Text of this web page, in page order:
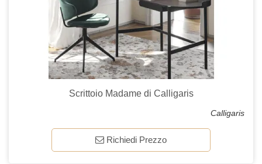
Scrittoio Madame di Calligaris
Calligaris
Richiedi Prezzo